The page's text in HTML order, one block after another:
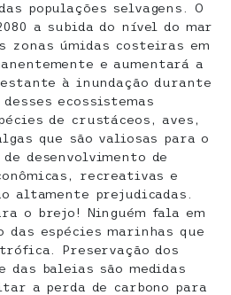
populações selvagens. O
a subida do nível do mar
zonas úmidas costeiras em
e aumentará a
à inundação durante
ecossistemas
de crustáceos, aves,
que são valiosas para o
desenvolvimento de
recreativas e
altamente prejudicadas.
o brejo! Ninguém fala em
espécies marinhas que
Preservação dos
das baleias são medidas
a perda de carbono para